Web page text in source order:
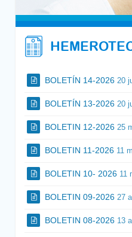
Vendo, Traspaso Clínica
por Jubilación.
Se alquila gabinete dental
entrar a trabajar. Zona del
llamar al 676792048.
Se precisa compañero
Interesantes condiciones.
948401974 y 639363612
BOLETÍN 14-2026 20
BOLETÍN 13-2026 20
BOLETIN 12-2026 25
BOLETIN 11-2026 11
BOLETIN 10- 2026 11
BOLETIN 09-2026 27
BOLETIN 08-2026 13